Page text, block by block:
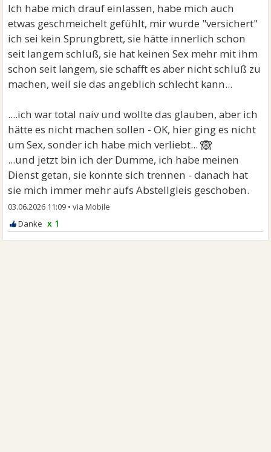
Ich habe mich drauf einlassen, habe mich auch
etwas geschmeichelt gefühlt, mir wurde "versichert"
ich sei kein Sprungbrett, sie hätte innerlich schon
seit langem schluß, sie hat keinen Sex mehr mit ihm
schon seit langem, sie schafft es aber nicht schluß zu
machen, weil sie das angeblich schlecht kann...
....ich war total naiv und wollte das glauben, aber ich
hätte es nicht machen sollen - OK, hier ging es nicht
um Sex, sonder ich habe mich verliebt...🙈
...und jetzt bin ich der Dumme, ich habe meinen
Dienst getan, sie konnte sich trennen - danach hat
sie mich immer mehr aufs Abstellgleis geschoben.
03.06.2026 11:09 •
x 1